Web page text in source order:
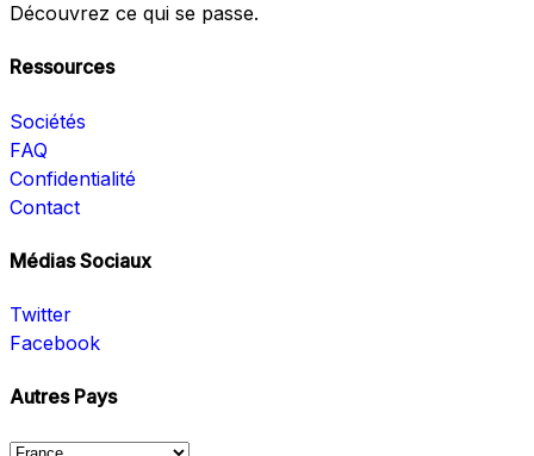
Découvrez ce qui se passe.
Ressources
Sociétés
FAQ
Confidentialité
Contact
Médias Sociaux
Twitter
Facebook
Autres Pays